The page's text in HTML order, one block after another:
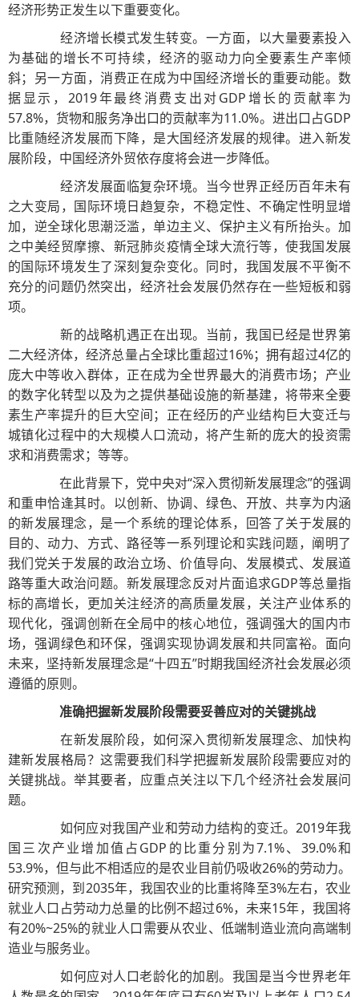
经济形势正发生以下重要变化。
经济增长模式发生转变。一方面，以大量要素投入
为基础的增长不可持续，经济的驱动力向全要素生产率倾
斜；另一方面，消费正在成为中国经济增长的重要动能。数
据显示，2019年最终消费支出对GDP增长的贡献率为
57.8%，货物和服务净出口的贡献率为11.0%。进出口占GDP
比重随经济发展而下降，是大国经济发展的规律。进入新发
展阶段，中国经济外贸依存度将会进一步降低。
经济发展面临复杂环境。当今世界正经历百年未有
之大变局，国际环境日趋复杂，不稳定性、不确定性明显增
加，逆全球化思潮泛滥，单边主义、保护主义有所抬头。加
之中美经贸摩擦、新冠肺炎疫情全球大流行等，使我国发展
的国际环境发生了深刻复杂变化。同时，我国发展不平衡不
充分的问题仍然突出，经济社会发展仍然存在一些短板和弱
项。
新的战略机遇正在出现。当前，我国已经是世界第
二大经济体，经济总量占全球比重超过16%；拥有超过4亿的
庞大中等收入群体，正在成为全世界最大的消费市场；产业
的数字化转型以及为之提供基础设施的新基建，将带来全要
素生产率提升的巨大空间；正在经历的产业结构巨大变迁与
城镇化过程中的大规模人口流动，将产生新的庞大的投资需
求和消费需求；等等。
在此背景下，党中央对“深入贯彻新发展理念”的强调
和重申恰逢其时。以创新、协调、绿色、开放、共享为内涵
的新发展理念，是一个系统的理论体系，回答了关于发展的
目的、动力、方式、路径等一系列理论和实践问题，阐明了
我们党关于发展的政治立场、价值导向、发展模式、发展道
路等重大政治问题。新发展理念反对片面追求GDP等总量指
标的高增长，更加关注经济的高质量发展，关注产业体系的
现代化，强调创新在全局中的核心地位，强调强大的国内市
场，强调绿色和环保，强调实现协调发展和共同富裕。面向
未来，坚持新发展理念是“十四五”时期我国经济社会发展必须
遵循的原则。
准确把握新发展阶段需要妥善应对的关键挑战
在新发展阶段，如何深入贯彻新发展理念、加快构
建新发展格局？这需要我们科学把握新发展阶段需要应对的
关键挑战。举其要者，应重点关注以下几个经济社会发展问
题。
如何应对我国产业和劳动力结构的变迁。2019年我
国三次产业增加值占GDP的比重分别为7.1%、39.0%和
53.9%，但与此不相适应的是农业目前仍吸收26%的劳动力。
研究预测，到2035年，我国农业的比重将降至3%左右，农业
就业人口占劳动力总量的比例不超过6%，未来15年，我国将
有20%~25%的就业人口需要从农业、低端制造业流向高端制
造业与服务业。
如何应对人口老龄化的加剧。我国是当今世界老年